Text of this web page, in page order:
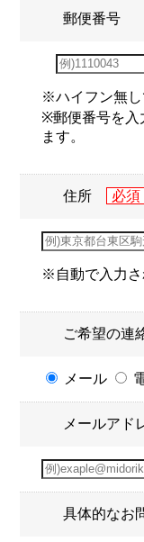
郵便番号
※ハイフン無し
※郵便番号を入
ます。
住所
※自動で入力さ
ご希望の連
メール
メールアド
具体的なお